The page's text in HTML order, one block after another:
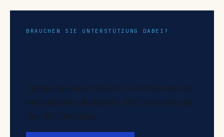
BRAUCHEN SIE UNTERSTÜTZUNG DABEI?
Erstellung eines PDS auf 24-36 Monate mit
realistischem Budget für KMU und Nutzung
des Kit Consulting.